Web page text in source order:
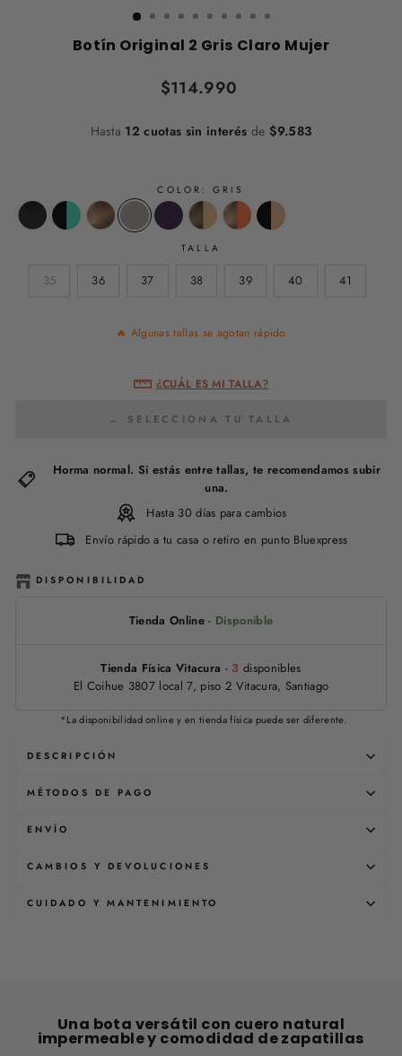
Botín Original 2 Gris Claro Mujer
Precio
habitual
$114.990
Hasta 12 cuotas sin interés de $9.583
COLOR:GRIS
TALLA
35 36 37 38 39 40 41
🔥 Algunas tallas se agotan rápido
¿CUÁL ES MI TALLA?
← SELECCIONA TU TALLA
Horma normal. Si estás entre tallas, te recomendamos subir
una.
Hasta 30 días para cambios
Envío rápido a tu casa o retiro en punto Bluexpress
DISPONIBILIDAD
Tienda Online- Disponible
Tienda Física Vitacura - 3 disponibles
El Coihue 3807 local 7, piso 2 Vitacura, Santiago
*La disponibilidad online y en tienda física puede ser diferente.
DESCRIPCIÓN
MÉTODOS DE PAGO
ENVÍO
CAMBIOS Y DEVOLUCIONES
CUIDADO Y MANTENIMIENTO
Una bota versátil con cuero natural
impermeable y comodidad de zapatillas